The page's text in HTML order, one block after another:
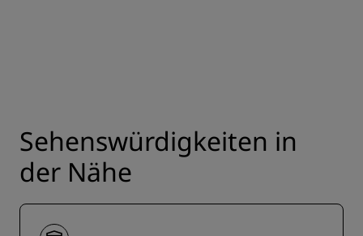
Sehenswürdigkeiten in
der Nähe